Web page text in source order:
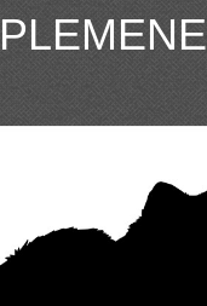
PLEMENE